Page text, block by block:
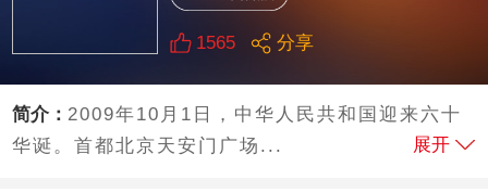
1565 分享
简介： 2009年10月1日，中华人民共和国迎来六十
华诞。首都北京天安门广场...
展开